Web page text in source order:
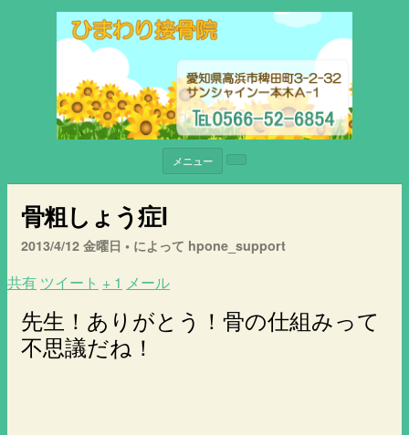
メニュー
骨粗しょう症Ⅰ
2013/4/12 金曜日 • によって hpone_support
共有 ツイート + 1 メール
先生！ありがとう！骨の仕組みって
不思議だね！